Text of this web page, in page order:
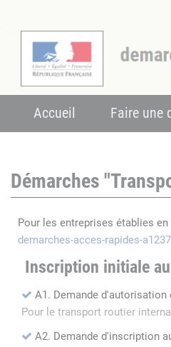
Accueil Faire une
Démarches
Pour les entreprises établies
demarches-acces-rapides-
Inscription initiale
A1. Demande
Pour le transport routier
A2. Demande d'inscription